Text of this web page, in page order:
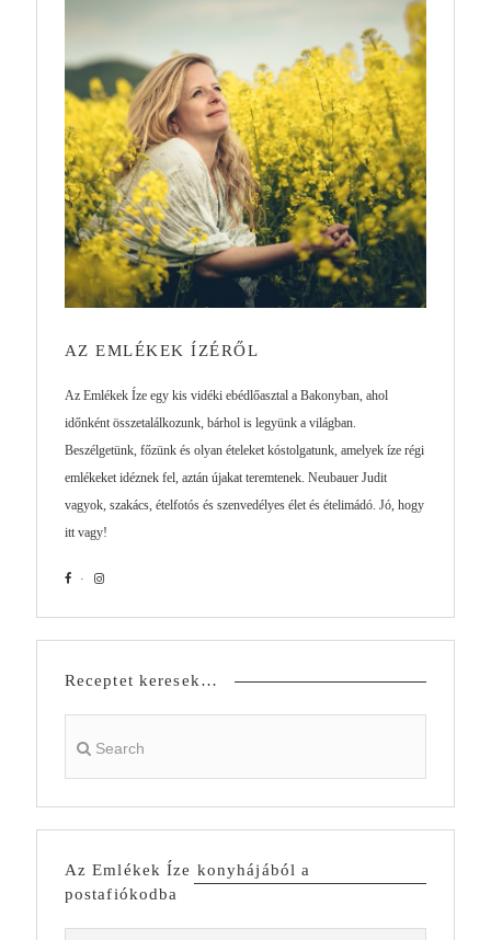
AZ EMLÉKEK ÍZÉRŐL
Az Emlékek Íze egy kis vidéki ebédlőasztal a Bakonyban, ahol
időnként összetalálkozunk, bárhol is legyünk a világban.
Beszélgetünk, főzünk és olyan ételeket kóstolgatunk, amelyek íze régi
emlékeket idéznek fel, aztán újakat teremtenek. Neubauer Judit
vagyok, szakács, ételfotós és szenvedélyes élet és ételimádó. Jó, hogy
itt vagy!
Receptet keresek…
Az Emlékek Íze konyhájából a
postafiókodba